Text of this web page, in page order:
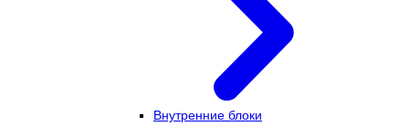
Внутренние блоки